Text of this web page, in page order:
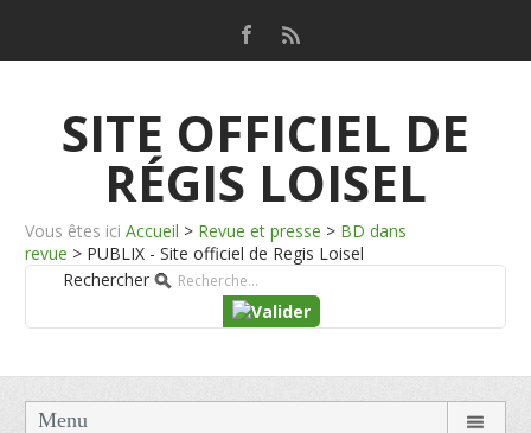
SITE OFFICIEL DE
RÉGIS LOISEL
Vous êtes ici Accueil > Revue et presse > BD dans
revue > PUBLIX - Site officiel de Regis Loisel
Rechercher
Menu